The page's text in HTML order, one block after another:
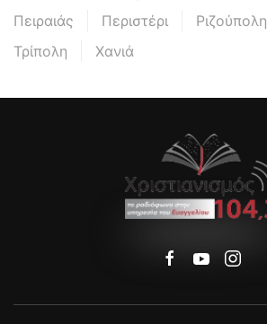
Πειραιάς
Περιστέρι Ριζούπολη
Τρίπολη
Χανιά